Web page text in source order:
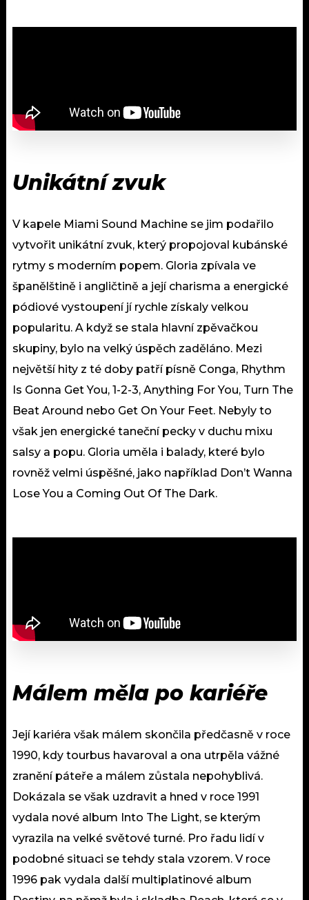
Unikátní zvuk
V kapele Miami Sound Machine se jim podařilo
vytvořit unikátní zvuk, který propojoval kubánské
rytmy s moderním popem. Gloria zpívala ve
španělštině i angličtině a její charisma a energické
pódiové vystoupení jí rychle získaly velkou
popularitu. A když se stala hlavní zpěvačkou
skupiny, bylo na velký úspěch zaděláno. Mezi
největší hity z té doby patří písně Conga, Rhythm
Is Gonna Get You, 1-2-3, Anything For You, Turn The
Beat Around nebo Get On Your Feet. Nebyly to
však jen energické taneční pecky v duchu mixu
salsy a popu. Gloria uměla i balady, které bylo
rovněž velmi úspěšné, jako například Don’t Wanna
Lose You a Coming Out Of The Dark.
Málem měla po kariéře
Její kariéra však málem skončila předčasně v roce
1990, kdy tourbus havaroval a ona utrpěla vážné
zranění páteře a málem zůstala nepohyblivá.
Dokázala se však uzdravit a hned v roce 1991
vydala nové album Into The Light, se kterým
vyrazila na velké světové turné. Pro řadu lidí v
podobné situaci se tehdy stala vzorem. V roce
1996 pak vydala další multiplatinové album